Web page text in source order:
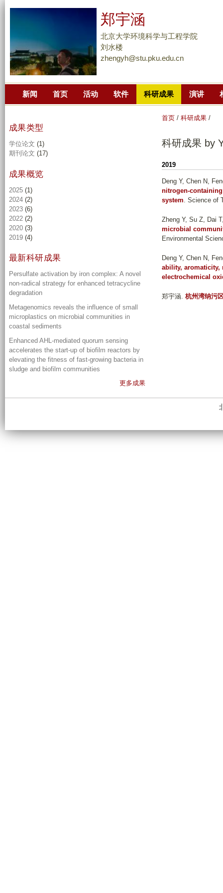
主
分
郑宇涵
北京大学环境科学与工程学院
刘水楼
zhengyh@stu.pku.edu.cn
新闻 首页 活动 软件 科研成果 演讲
首页 / 科研成果 /
科研成果 by
2019
Deng Y, Chen N,
nitrogen-
system. Science of
Zheng Y, Su Z, Dai
microbial
Environmental
Deng Y, Chen N,
ability, aromaticity,
electrochemical
郑宇涵. 杭州湾纳污
成果类型
学位论文 (1)
期刊论文 (17)
成果概览
2025 (1)
2024 (2)
2023 (6)
2022 (2)
2020 (3)
2019 (4)
最新科研成果
Persulfate activation by iron complex: A novel
non-radical strategy for enhanced tetracycline
degradation
Metagenomics reveals the influence of small
microplastics on microbial communities in
coastal sediments
Enhanced AHL-mediated quorum sensing
accelerates the start-up of biofilm reactors by
elevating the fitness of fast-growing bacteria in
sludge and biofilm communities
更多成果